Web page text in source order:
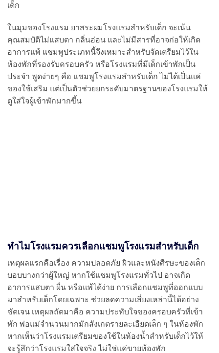
เด็ก
ในมุมของโรงแรม ยาสระผมโรงแรมสำหรับเด็ก จะเน้น
คุณสมบัติไม่แสบตา กลิ่นอ่อน และไม่มีสารที่อาจก่อให้เกิด
อาการแพ้ แชมพูประเภทนี้จึงเหมาะสำหรับจัดเตรียมไว้ใน
ห้องพักที่รองรับครอบครัว หรือโรงแรมที่มีเด็กเข้าพักเป็น
ประจำ พูดง่ายๆ คือ แชมพูโรงแรมสำหรับเด็ก ไม่ได้เป็นแค่
ของใช้เสริม แต่เป็นตัวช่วยยกระดับมาตรฐานของโรงแรมให้
ดูใส่ใจผู้เข้าพักมากขึ้น
ทำไมโรงแรมควรเลือกแชมพูโรงแรมสำหรับเด็ก
เหตุผลแรกคือเรื่อง ความปลอดภัย ผิวและหนังศีรษะของเด็ก
บอบบางกว่าผู้ใหญ่ หากใช้แชมพูโรงแรมทั่วไป อาจเกิด
อาการแสบตา ผื่น หรือแพ้ได้ง่าย การเลือกแชมพูที่ออกแบบ
มาสำหรับเด็กโดยเฉพาะ ช่วยลดความเสี่ยงเหล่านี้ได้อย่าง
ชัดเจน เหตุผลถัดมาคือ ความประทับใจของครอบครัวที่เข้า
พัก พ่อแม่จำนวนมากมักสังเกตรายละเอียดเล็ก ๆ ในห้องพัก
หากเห็นว่าโรงแรมเตรียมของใช้ในห้องน้ำสำหรับเด็กไว้ให้
จะรู้สึกว่าโรงแรมใส่ใจจริง ไม่ใช่แค่ขายห้องพัก